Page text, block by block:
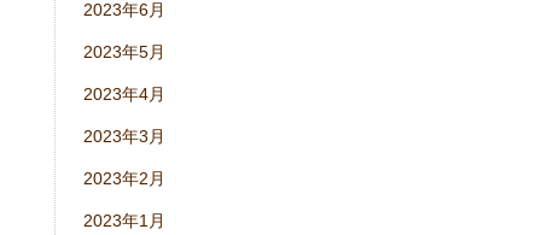
2023年6月
2023年5月
2023年4月
2023年3月
2023年2月
2023年1月